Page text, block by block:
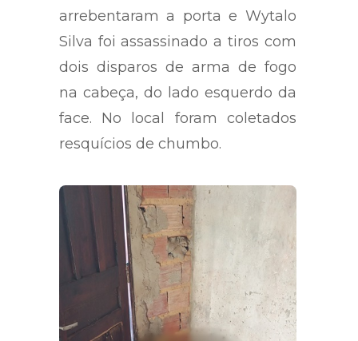
arrebentaram a porta e Wytalo
Silva foi assassinado a tiros com
dois disparos de arma de fogo
na cabeça, do lado esquerdo da
face. No local foram coletados
resquícios de chumbo.